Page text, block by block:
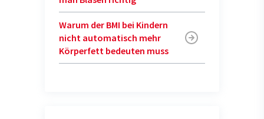
Warum der BMI bei Kindern
nicht automatisch mehr
Körperfett bedeuten muss